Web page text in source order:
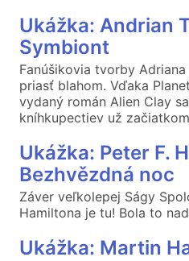
Ukážka: Andrian
Symbiont
Fanúšikovia tvorby
priasť blahom. Vďaka
vydaný román Alien Clay
kníhkupectiev už
Ukážka: Peter F.
Bezhvězdná noc
Záver veľkolepej Ságy
Hamiltona je tu! Bola to
Ukážka: Martin